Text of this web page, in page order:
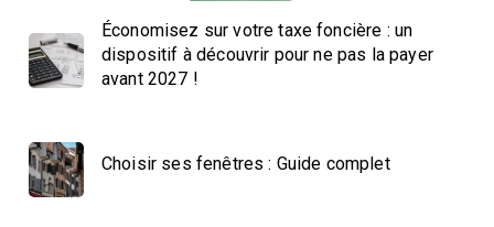
Économisez sur votre taxe foncière : un
dispositif à découvrir pour ne pas la payer
avant 2027 !
Choisir ses fenêtres : Guide complet